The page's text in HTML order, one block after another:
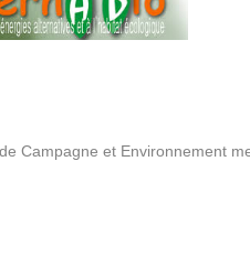
de Campagne et Environnement